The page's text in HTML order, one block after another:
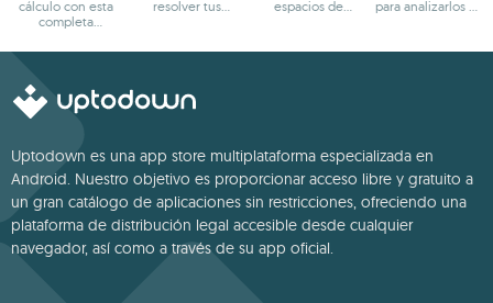
cálculo con esta
completa
resolver tus
espacios de
para analizarlos en
Uptodown es una app store multiplataforma especializada en
Android. Nuestro objetivo es proporcionar acceso libre y gratuito a
un gran catálogo de aplicaciones sin restricciones, ofreciendo una
plataforma de distribución legal accesible desde cualquier
navegador, así como a través de su app oficial.